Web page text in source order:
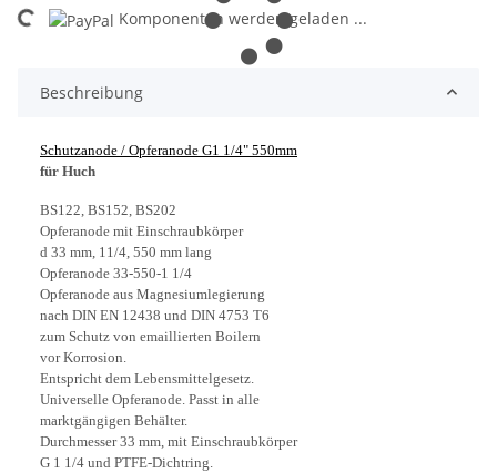
Komponenten werden geladen ...
Beschreibung
Schutzanode / Opferanode G1 1/4" 550mm
für Huch
BS122, BS152, BS202
Opferanode mit Einschraubkörper
d 33 mm, 11/4, 550 mm lang
Opferanode 33-550-1 1/4
Opferanode aus Magnesiumlegierung
nach DIN EN 12438 und DIN 4753 T6
zum Schutz von emaillierten Boilern
vor Korrosion.
Entspricht dem Lebensmittelgesetz.
Universelle Opferanode. Passt in alle
marktgängigen Behälter.
Durchmesser 33 mm, mit Einschraubkörper
G 1 1/4 und PTFE-Dichtring.